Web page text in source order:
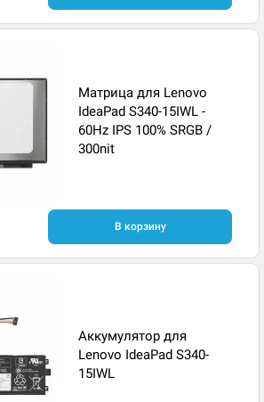
Матрица для Lenovo
IdeaPad S340-15IWL -
60Hz IPS 100% SRGB /
300nit
В корзину
Аккумулятор для
Lenovo IdeaPad S340-
15IWL